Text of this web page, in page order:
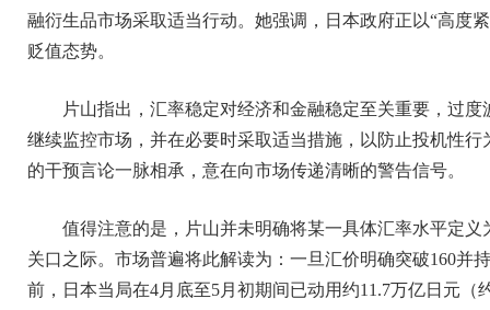
融衍生品市场采取适当行动。她强调，日本政府正以“高度
贬值态势。
片山指出，汇率稳定对经济和金融稳定至关重要，过
继续监控市场，并在必要时采取适当措施，以防止投机性
的干预言论一脉相承，意在向市场传递清晰的警告信号。
值得注意的是，片山并未明确将某一具体汇率水平定
关口之际。市场普遍将此解读为：一旦汇价明确突破160并
前，日本当局在4月底至5月初期间已动用约11.7万亿日元（